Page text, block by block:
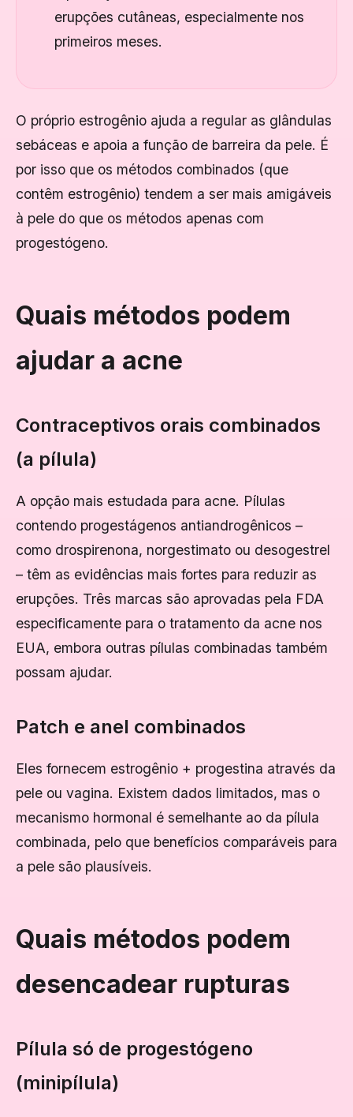
erupções cutâneas, especialmente nos
primeiros meses.
O próprio estrogênio ajuda a regular as glândulas
sebáceas e apoia a função de barreira da pele. É
por isso que os métodos combinados (que
contêm estrogênio) tendem a ser mais amigáveis ​​
à pele do que os métodos apenas com
progestógeno.
Quais métodos podem
ajudar a acne
Contraceptivos orais combinados
(a pílula)
A opção mais estudada para acne. Pílulas
contendo progestágenos antiandrogênicos –
como drospirenona, norgestimato ou desogestrel
– têm as evidências mais fortes para reduzir as
erupções. Três marcas são aprovadas pela FDA
especificamente para o tratamento da acne nos
EUA, embora outras pílulas combinadas também
possam ajudar.
Patch e anel combinados
Eles fornecem estrogênio + progestina através da
pele ou vagina. Existem dados limitados, mas o
mecanismo hormonal é semelhante ao da pílula
combinada, pelo que benefícios comparáveis ​​para
a pele são plausíveis.
Quais métodos podem
desencadear rupturas
Pílula só de progestógeno
(minipílula)